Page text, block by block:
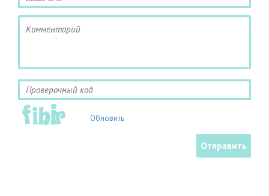
Обновить